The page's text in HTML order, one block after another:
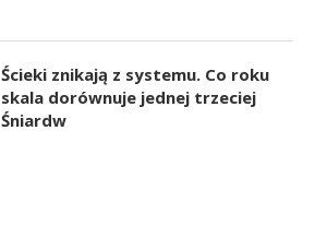
Ścieki znikają z systemu. Co roku
skala dorównuje jednej trzeciej
Śniardw